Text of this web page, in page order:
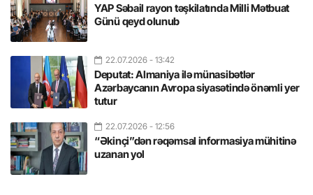
YAP Səbail rayon təşkilatında Milli Mətbuat
Günü qeyd olunub
22.07.2026 - 13:42
Deputat: Almaniya ilə münasibətlər
Azərbaycanın Avropa siyasətində önəmli yer
tutur
22.07.2026 - 12:56
“Əkinçi”dən rəqəmsal informasiya mühitinə
uzanan yol